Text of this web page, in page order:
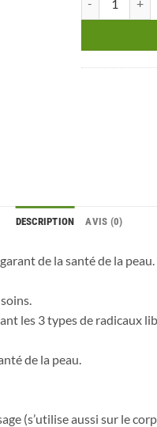
DESCRIPTION AVIS (0)
de la santé de la peau.
les 3 types de radicaux
de la peau.
(s’utilise aussi sur le